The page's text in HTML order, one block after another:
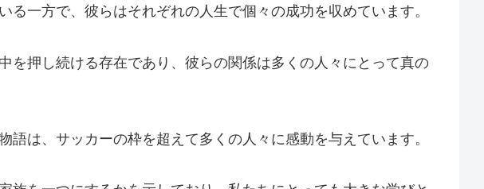
る一方で、彼らはそれぞれの人生で個々の成功を収めています。
を押し続ける存在であり、彼らの関係は多くの人々にとって真の
語は、サッカーの枠を超えて多くの人々に感動を与えています。